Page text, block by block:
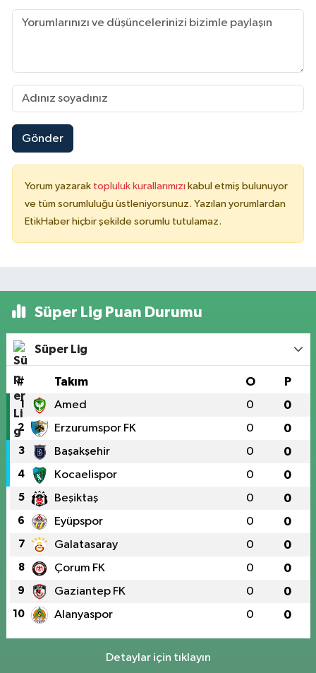
Gönder
Yorum yazarak topluluk kurallarımızı kabul etmiş bulunuyor
ve tüm sorumluluğu üstleniyorsunuz. Yazılan yorumlardan
EtikHaber hiçbir şekilde sorumlu tutulamaz.
Süper Lig Puan Durumu
Süper Lig
# Takım O P
1 Amed 0 0
2 Erzurumspor FK 0 0
3 Başakşehir 0 0
4 Kocaelispor 0 0
5 Beşiktaş 0 0
6 Eyüpspor 0 0
7 Galatasaray 0 0
8 Çorum FK 0 0
9 Gaziantep FK 0 0
10 Alanyaspor 0 0
Detaylar için tıklayın